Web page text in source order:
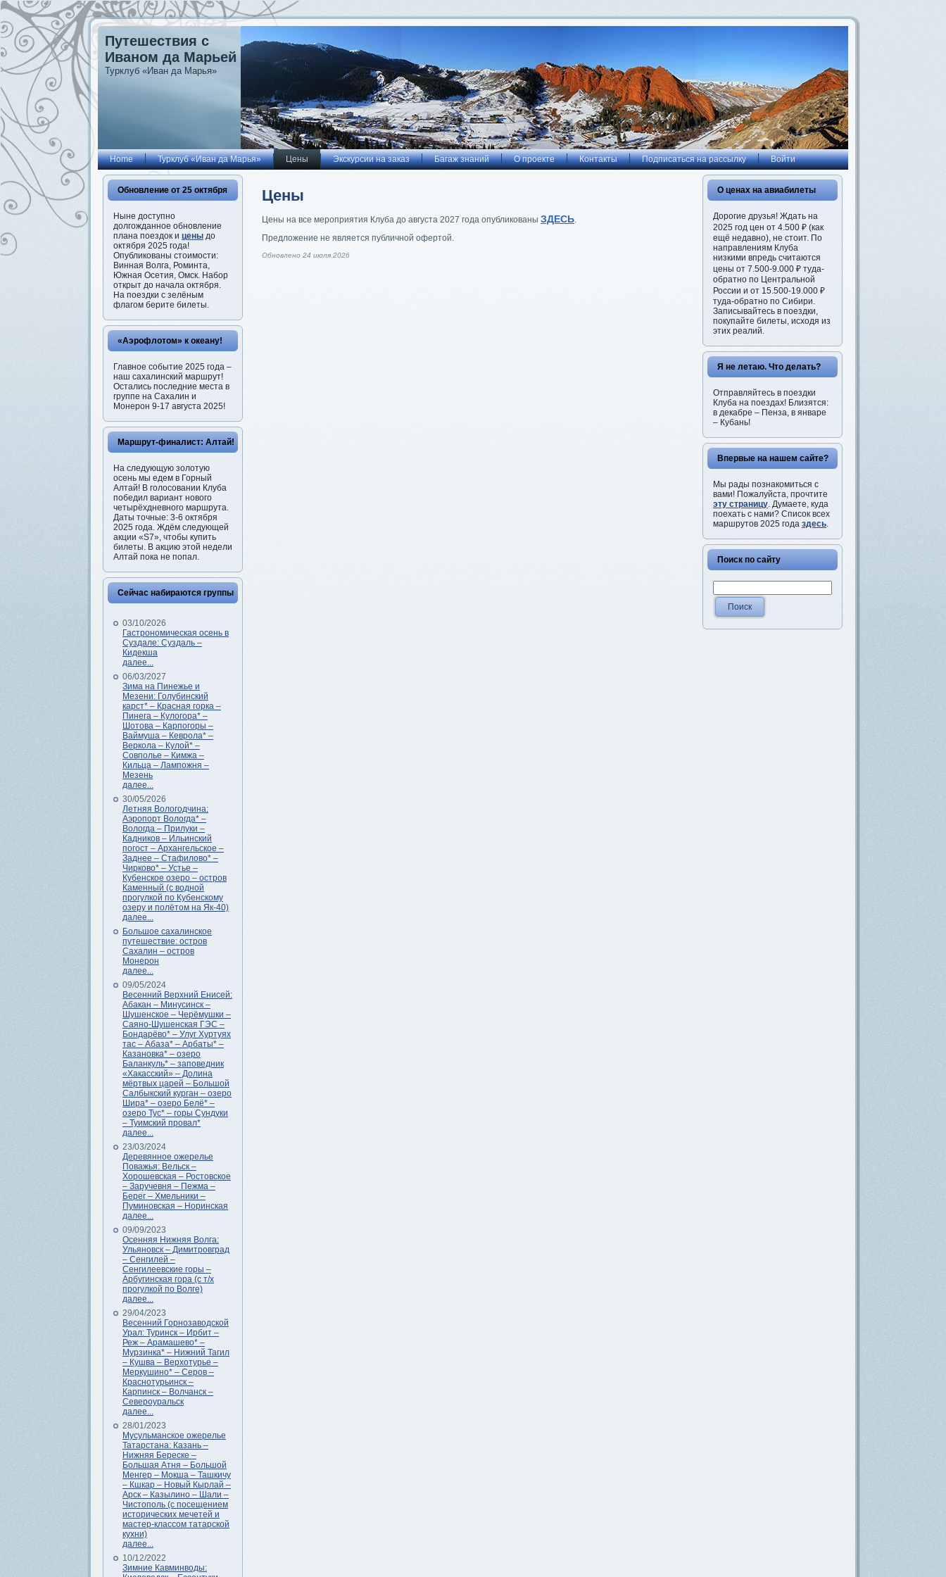
Путешествия с
Иваном да Марьей
Турклуб «Иван да Марья»
Home Турклуб «Иван да Марья» Цены Экскурсии на заказ Багаж знаний О проекте Контакты Подписаться на рассылку Войти
Обновление от 25 октября
Ныне доступно
долгожданное обновление
плана поездок и цены до
октября 2025 года!
Опубликованы стоимости:
Винная Волга, Роминта,
Южная Осетия, Омск. Набор
открыт до начала октября.
На поездки с зелёным
флагом берите билеты.
«Аэрофлотом» к океану!
Главное событие 2025 года –
наш сахалинский маршрут!
Остались последние места в
группе на Сахалин и
Монерон 9-17 августа 2025!
Маршрут-финалист: Алтай!
На следующую золотую
осень мы едем в Горный
Алтай! В голосовании Клуба
победил вариант нового
четырёхдневного маршрута.
Даты точные: 3-6 октября
2025 года. Ждём следующей
акции «S7», чтобы купить
билеты. В акцию этой недели
Алтай пока не попал.
Сейчас набираются группы
03/10/2026
Гастрономическая осень в
Суздале: Суздаль –
Кидекша
далее...
06/03/2027
Зима на Пинежье и
Мезени: Голубинский
карст* – Красная горка –
Пинега – Кулогора* –
Шотова – Карпогоры –
Ваймуша – Кеврола* –
Веркола – Кулой* –
Совполье – Кимжа –
Кильца – Лампожня –
Мезень
далее...
30/05/2026
Летняя Вологодчина:
Аэропорт Вологда* –
Вологда – Прилуки –
Кадников – Ильинский
погост – Архангельское –
Заднее – Стафилово* –
Чирково* – Устье –
Кубенское озеро – остров
Каменный (с водной
прогулкой по Кубенскому
озеру и полётом на Як-40)
далее...
Большое сахалинское
путешествие: остров
Сахалин – остров
Монерон
далее...
09/05/2024
Весенний Верхний Енисей:
Абакан – Минусинск –
Шушенское – Черёмушки –
Саяно-Шушенская ГЭС –
Бондарёво* – Улуг Хуртуях
тас – Абаза* – Арбаты* –
Казановка* – озеро
Баланкуль* – заповедник
«Хакасский» – Долина
мёртвых царей – Большой
Салбыкский курган – озеро
Шира* – озеро Белё* –
озеро Тус* – горы Сундуки
– Туимский провал*
далее...
23/03/2024
Деревянное ожерелье
Поважья: Вельск –
Хорошевская – Ростовское
– Заручевня – Пежма –
Берег – Хмельники –
Пуминовская – Норинская
далее...
09/09/2023
Осенняя Нижняя Волга:
Ульяновск – Димитровград
– Сенгилей –
Сенгилеевские горы –
Арбугинская гора (с т/х
прогулкой по Волге)
далее...
29/04/2023
Весенний Горнозаводской
Урал: Туринск – Ирбит –
Реж – Арамашево* –
Мурзинка* – Нижний Тагил
– Кушва – Верхотурье –
Меркушино* – Серов –
Краснотурьинск –
Карпинск – Волчанск –
Североуральск
далее...
28/01/2023
Мусульманское ожерелье
Татарстана: Казань –
Нижняя Береске –
Большая Атня – Большой
Менгер – Мокша – Ташкичу
– Кшкар – Новый Кырлай –
Арск – Казылино – Шали –
Чистополь (с посещением
исторических мечетей и
мастер-классом татарской
кухни)
далее...
10/12/2022
Зимние Кавминводы:
Цены
Цены на все мероприятия Клуба до августа 2027 года опубликованы ЗДЕСЬ.
Предложение не является публичной офертой.
Обновлено 24 июля 2026
О ценах на авиабилеты
Дорогие друзья! Ждать на
2025 год цен от 4.500 ₽ (как
ещё недавно), не стоит. По
направлениям Клуба
низкими впредь считаются
цены от 7.500-9.000 ₽ туда-
обратно по Центральной
России и от 15.500-19.000 ₽
туда-обратно по Сибири.
Записывайтесь в поездки,
покупайте билеты, исходя из
этих реалий.
Я не летаю. Что делать?
Отправляйтесь в поездки
Клуба на поездах! Близятся:
в декабре – Пенза, в январе
– Кубань!
Впервые на нашем сайте?
Мы рады познакомиться с
вами! Пожалуйста, прочтите
эту страницу. Думаете, куда
поехать с нами? Список всех
маршрутов 2025 года здесь.
Поиск по сайту